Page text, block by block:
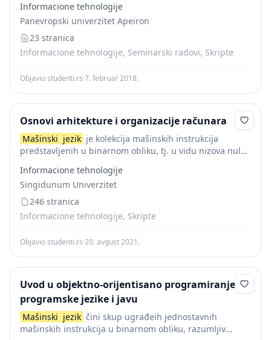
instrukcija koje razumije centralni procesor i...
Informacione tehnologije
Panevropski univerzitet Apeiron
23 stranica
Informacione tehnologije, Seminarski radovi, Skripte
Objavio studenti.rs·7. februar 2018.
Osnovi arhitekture i organizacije računara
Mašinski jezik je kolekcija mašinskih instrukcija
predstavljenih u binarnom obliku, tj. u vidu nizova nula i
prilagođeni konkretnom hardveru (arhitekturi sistema) i
izvršavaju...
Informacione tehnologije
Singidunum Univerzitet
246 stranica
Informacione tehnologije, Skripte
Objavio studenti.rs·20. avgust 2021.
Uvod u objektno-orijentisano programiranje:
programske jezike i javu
Mašinski jezik čini skup ugrađeih jednostavnih
mašinskih instrukcija u binarnom obliku, razumljiv